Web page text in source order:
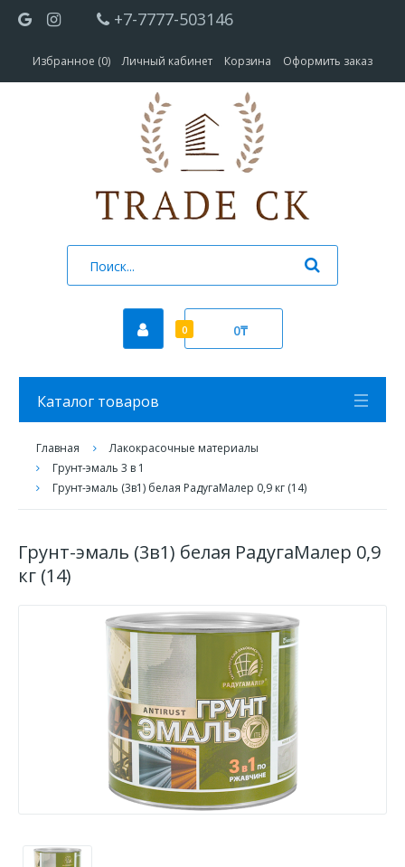
+7-7777-503146
Избранное (0) Личный кабинет Корзина Оформить заказ
0 0₸
Каталог товаров
Главная
Лакокрасочные материалы
Грунт-эмаль 3 в 1
Грунт-эмаль (3в1) белая РадугаМалер 0,9 кг (14)
Грунт-эмаль (3в1) белая РадугаМалер 0,9
кг (14)